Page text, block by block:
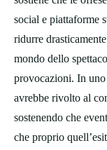
social e piattaforme
ridurre
mondo dello
provocazioni. In
avrebbe rivolto al
sostenendo che
che proprio